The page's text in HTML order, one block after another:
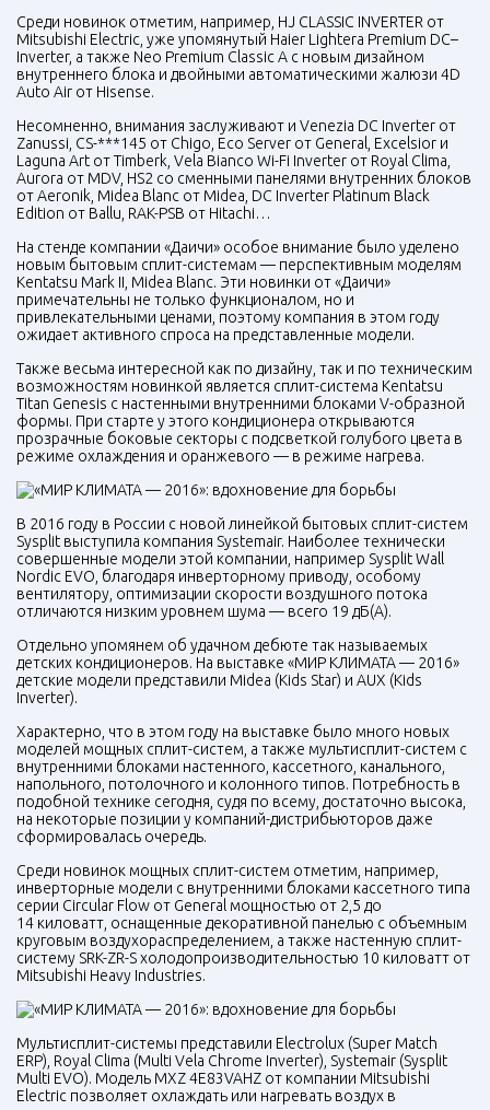
Среди новинок отметим, например, HJ CLASSIC INVERTER от
Mitsubishi Electric, уже упомянутый Haier Lightera Premium DC–
Inverter, а также Neo Premium Classic A с новым дизайном
внутреннего блока и двойными автоматическими жалюзи 4D
Auto Air от Hisense.
Несомненно, внимания заслуживают и Venezia DC Inverter от
Zanussi, CS-***145 от Chigo, Eco Server от General, Excelsior и
Laguna Art от Timberk, Vela Bianco Wi-Fi Inverter от Royal Clima,
Aurora от MDV, HS2 со сменными панелями внутренних блоков
от Aeronik, Midea Blanc от Midea, DC Inverter Platinum Black
Edition от Ballu, RAK-PSB от Hitachi…
На стенде компании «Даичи» особое внимание было уделено
новым бытовым сплит-системам — перспективным моделям
Kentatsu Mark II, Midea Blanc. Эти новинки от «Даичи»
примечательны не только функционалом, но и
привлекательными ценами, поэтому компания в этом году
ожидает активного спроса на представленные модели.
Также весьма интересной как по дизайну, так и по техническим
возможностям новинкой является сплит-система Kentatsu
Titan Genesis с настенными внутренними блоками V-образной
формы. При старте у этого кондиционера открываются
прозрачные боковые секторы с подсветкой голубого цвета в
режиме охлаждения и оранжевого — в режиме нагрева.
В 2016 году в России с новой линейкой бытовых сплит-систем
Sysplit выступила компания Systemair. Наиболее технически
совершенные модели этой компании, например Sysplit Wall
Nordic EVO, благодаря инверторному приводу, особому
вентилятору, оптимизации скорости воздушного потока
отличаются низким уровнем шума — всего 19 дБ(А).
Отдельно упомянем об удачном дебюте так называемых
детских кондиционеров. На выставке «МИР КЛИМАТА — 2016»
детские модели представили Midea (Kids Star) и AUX (Kids
Inverter).
Характерно, что в этом году на выставке было много новых
моделей мощных сплит-систем, а также мультисплит-систем с
внутренними блоками настенного, кассетного, канального,
напольного, потолочного и колонного типов. Потребность в
подобной технике сегодня, судя по всему, достаточно высока,
на некоторые позиции у компаний-дистрибьюторов даже
сформировалась очередь.
Среди новинок мощных сплит-систем отметим, например,
инверторные модели с внутренними блоками кассетного типа
серии Circular Flow от General мощностью от 2,5 до
14 киловатт, оснащенные декоративной панелью с объемным
круговым воздухораспределением, а также настенную сплит-
систему SRK-ZR-Sхолодопроизводительностью 10 киловатт от
Mitsubishi Heavy Industries.
Мультисплит-системы представили Electrolux (Super Match
ERP), Royal Clima (Multi Vela Chrome Inverter), Systemair (Sysplit
Multi EVO). Модель MXZ4E83VAHZ от компании Mitsubishi
Electric позволяет охлаждать или нагревать воздух в